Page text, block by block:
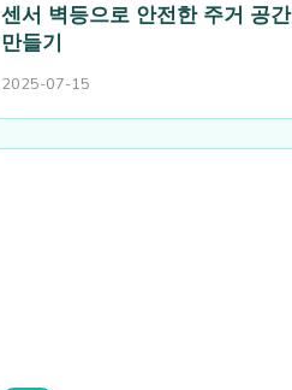
센서 벽등으로 안전한 주거 공간
만들기
2025-07-15